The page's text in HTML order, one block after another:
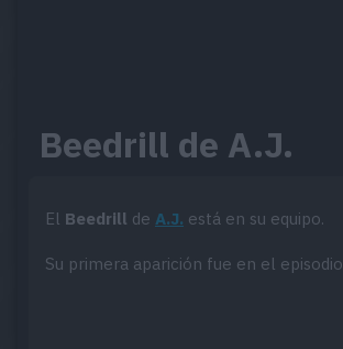
Beedrill de A.J.
El Beedrill de A.J. está en su equipo.
Su primera aparición fue en el episodio